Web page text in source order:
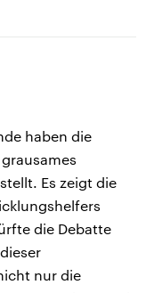
haben die
Es zeigt die
die Debatte
nur die